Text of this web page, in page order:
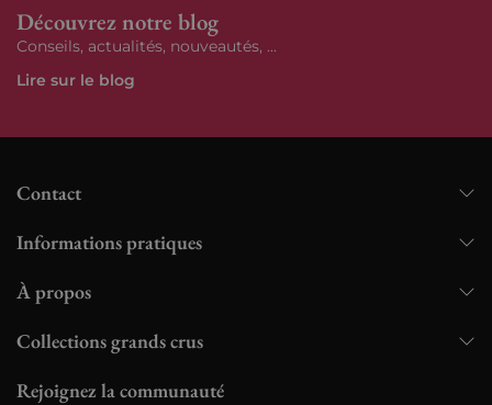
Découvrez notre blog
Conseils, actualités, nouveautés, ...
Lire sur le blog
Contact
Informations pratiques
À propos
Collections grands crus
Rejoignez la communauté